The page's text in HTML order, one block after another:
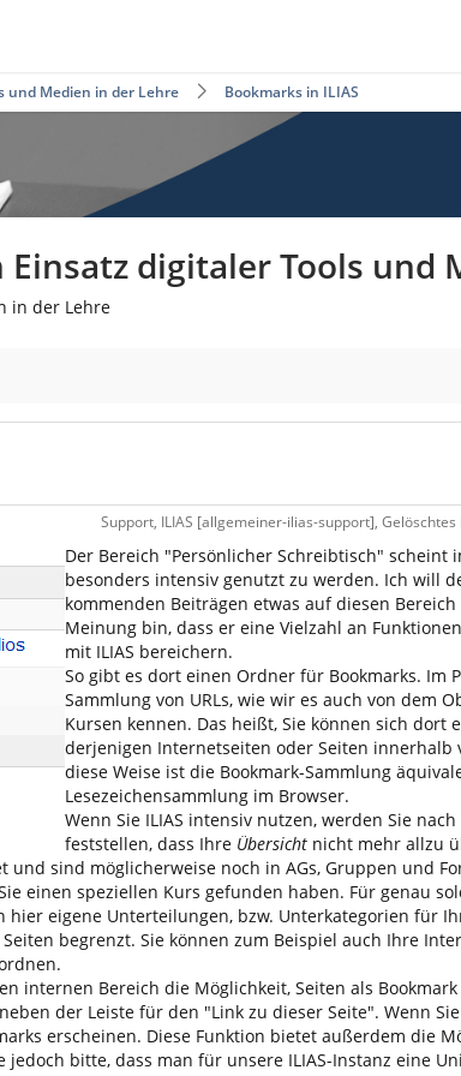
und Medien in der Lehre Bookmarks in ILIAS
Einsatz digitaler Tools und
in der Lehre
Support, ILIAS [allgemeiner-ilias-support], Gelöschtes
Der Bereich "Persönlicher Schreibtisch" scheint
besonders intensiv genutzt zu werden. Ich will
kommenden Beiträgen etwas auf diesen
Meinung bin, dass er eine Vielzahl an
mit ILIAS bereichern.
So gibt es dort einen Ordner für Bookmarks. Im
Sammlung von URLs, wie wir es auch von dem
Kursen kennen. Das heißt, Sie können sich dort
derjenigen Internetseiten oder Seiten innerhalb
diese Weise ist die Bookmark-Sammlung
Lesezeichensammlung im Browser.
Wenn Sie ILIAS intensiv nutzen, werden Sie
feststellen, dass Ihre Übersicht nicht mehr allzu
sind möglicherweise noch in AGs, Gruppen und
einen speziellen Kurs gefunden haben. Für genau
hier eigene Unterteilungen, bzw. Unterkategorien für
begrenzt. Sie können zum Beispiel auch Ihre
internen Bereich die Möglichkeit, Seiten als
der Leiste für den "Link zu dieser Seite". Wenn
erscheinen. Diese Funktion bietet außerdem die
bitte, dass man für unsere ILIAS-Instanz eine